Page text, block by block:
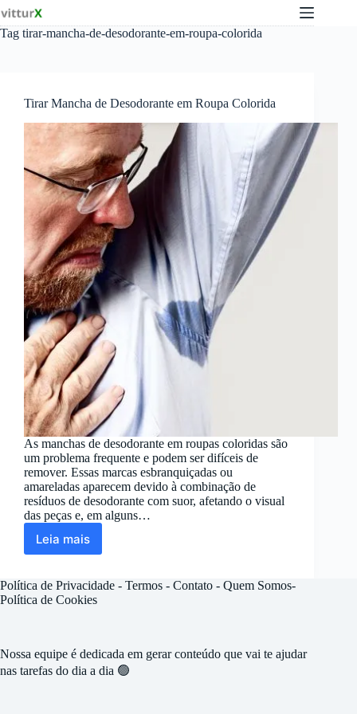
Pular
para
o
Tag tirar-mancha-de-desodorante-em-roupa-colorida
Tirar Mancha de Desodorante em Roupa Colorida
As manchas de desodorante em roupas coloridas são
um problema frequente e podem ser difíceis de
remover. Essas marcas esbranquiçadas ou
amareladas aparecem devido à combinação de
resíduos de desodorante com suor, afetando o visual
das peças e, em alguns…
Leia mais
Tirar
Desodorante
em
Política de Privacidade - Termos - Contato - Quem Somos-
Política de Cookies
Nossa equipe é dedicada em gerar conteúdo que vai te ajudar
nas tarefas do dia a dia 🟢